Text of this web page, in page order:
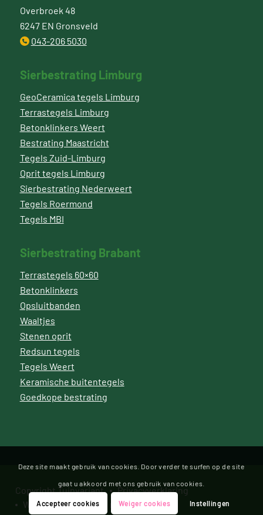
Overbroek 48
6247 EN Gronsveld
043-206 5030
Sierbestrating Limburg
GeoCeramica tegels Limburg
Terrastegels Limburg
Betonklinkers Weert
Bestrating Maastricht
Tegels Zuid-Limburg
Oprit tegels Limburg
Sierbestrating Nederweert
Tegels Roermond
Tegels MBI
Sierbestrating Brabant
Terrastegels 60×60
Betonklinkers
Opsluitbanden
Waaltjes
Stenen oprit
Redsun tegels
Tegels Weert
Keramische buitentegels
Goedkope bestrating
Copyright Tuinvariant
Privacyverklaring
Website door Bonsai media
Deze site maakt gebruik van cookies. Door verder te surfen op de site
gaat u akkoord met ons gebruik van cookies.
Accepteer cookies Weiger cookies Instellingen